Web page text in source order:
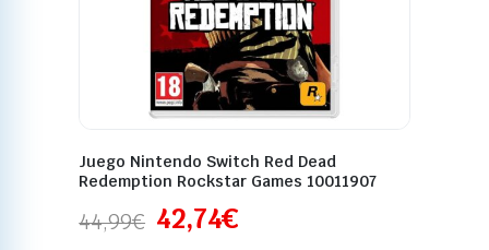
Juego Nintendo Switch Red Dead
Redemption Rockstar Games 10011907
44,99€ 42,74€